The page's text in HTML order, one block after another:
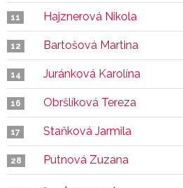
11 Hajznerová Nikola
12 Bartošová Martina
14 Juránková Karolína
16 Obršlíková Tereza
17 Staňková Jarmila
28 Putnová Zuzana